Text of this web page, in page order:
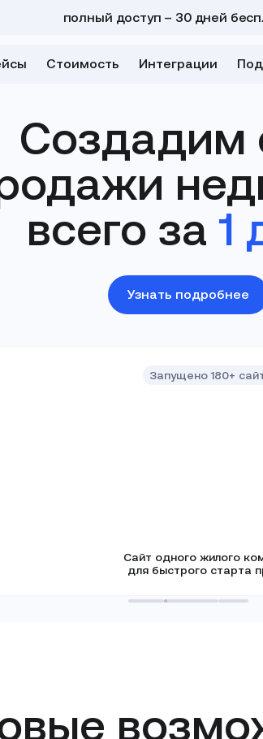
сайт застройщика для нескольких
полный доступ – 30 дней
бесплатно соберем сайт – нужен
Стоимость Интеграции
Создадим
всего за 1
Узнать подробнее
Запущено 180+ сайтов
Сайт одного жилого
для быстрого старта